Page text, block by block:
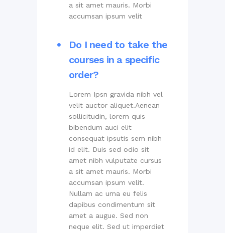
a sit amet mauris. Morbi
accumsan ipsum velit
Do I need to take the
courses in a specific
order?
Lorem Ipsn gravida nibh vel
velit auctor aliquet.Aenean
sollicitudin, lorem quis
bibendum auci elit
consequat ipsutis sem nibh
id elit. Duis sed odio sit
amet nibh vulputate cursus
a sit amet mauris. Morbi
accumsan ipsum velit.
Nullam ac urna eu felis
dapibus condimentum sit
amet a augue. Sed non
neque elit. Sed ut imperdiet